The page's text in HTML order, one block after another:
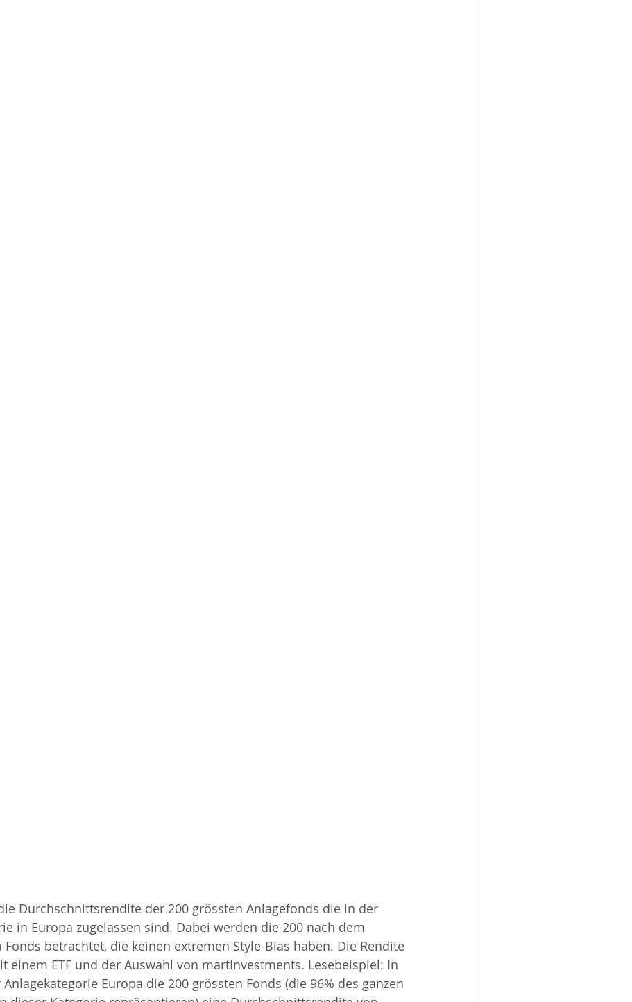
Durchschnittsrendite der 200 grössten Anlagefonds die in der
in Europa zugelassen sind. Dabei werden die 200 nach dem
betrachtet, die keinen extremen Style-Bias haben. Die Rendite
einem ETF und der Auswahl von martInvestments. Lesebeispiel: In
Europa die 200 grössten Fonds (die 96% des ganzen